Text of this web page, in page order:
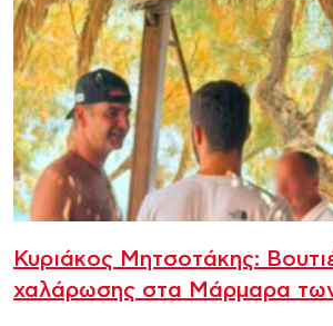
Κυριάκος Μητσοτάκης:
χαλάρωσης στα Μάρμαρα